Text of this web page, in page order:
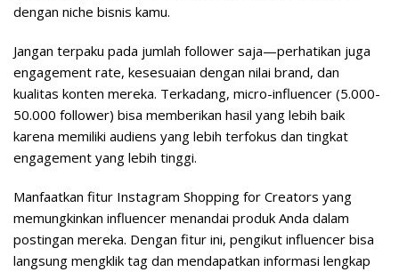
dengan niche bisnis kamu.
Jangan terpaku pada jumlah follower saja—perhatikan juga
engagement rate, kesesuaian dengan nilai brand, dan
kualitas konten mereka. Terkadang, micro-influencer (5.000-
50.000 follower) bisa memberikan hasil yang lebih baik
karena memiliki audiens yang lebih terfokus dan tingkat
engagement yang lebih tinggi.
Manfaatkan fitur Instagram Shopping for Creators yang
memungkinkan influencer menandai produk Anda dalam
postingan mereka. Dengan fitur ini, pengikut influencer bisa
langsung mengklik tag dan mendapatkan informasi lengkap